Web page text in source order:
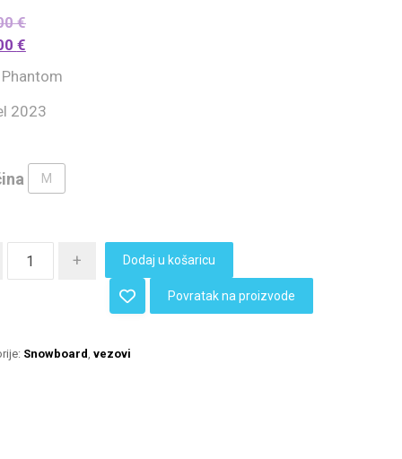
€
€
2023
M
+ Dodaj u košaricu
Povratak na proizvode
Snowboard, vezovi